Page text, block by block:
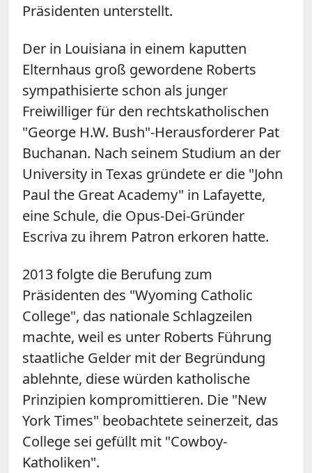
Präsidenten unterstellt.
Der in Louisiana in einem kaputten
Elternhaus groß gewordene Roberts
sympathisierte schon als junger
Freiwilliger für den rechtskatholischen
"George H.W. Bush"-Herausforderer Pat
Buchanan. Nach seinem Studium an der
University in Texas gründete er die "John
Paul the Great Academy" in Lafayette,
eine Schule, die Opus-Dei-Gründer
Escriva zu ihrem Patron erkoren hatte.
2013 folgte die Berufung zum
Präsidenten des "Wyoming Catholic
College", das nationale Schlagzeilen
machte, weil es unter Roberts Führung
staatliche Gelder mit der Begründung
ablehnte, diese würden katholische
Prinzipien kompromittieren. Die "New
York Times" beobachtete seinerzeit, das
College sei gefüllt mit "Cowboy-
Katholiken".